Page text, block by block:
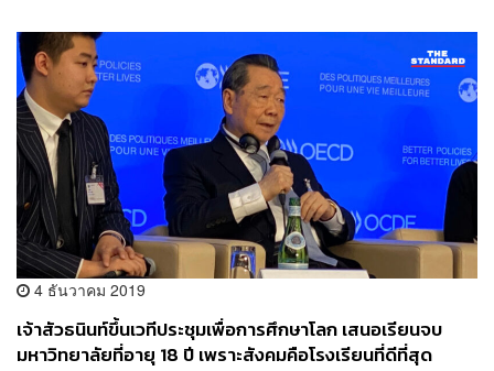
4 ธันวาคม 2019
เจ้าสัวธนินท์ขึ้นเวทีประชุมเพื่อการศึกษาโลก เสนอเรียนจบ
มหาวิทยาลัยที่อายุ 18 ปี เพราะสังคมคือโรงเรียนที่ดีที่สุด